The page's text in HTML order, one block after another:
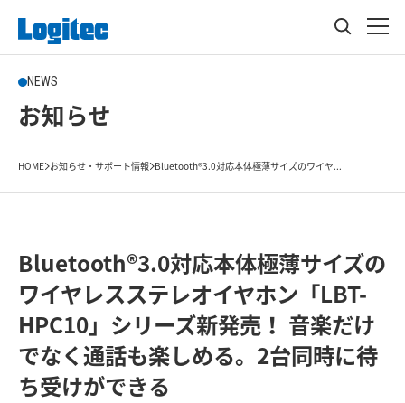
NEWS
お知らせ
HOME お知らせ・サポート情報 Bluetooth®3.0対応本体極薄サイズのワイヤ...
Bluetooth®3.0対応本体極薄サイズの
ワイヤレスステレオイヤホン「LBT-
HPC10」シリーズ新発売！ 音楽だけ
でなく通話も楽しめる。2台同時に待
ち受けができる